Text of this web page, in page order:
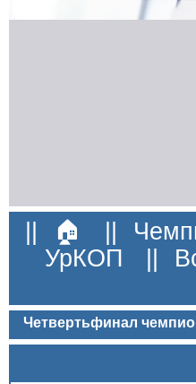
|| 🏠 ||
УрКОП
||
Четвертьфинал